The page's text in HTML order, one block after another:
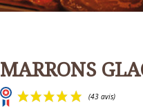
MARRONS